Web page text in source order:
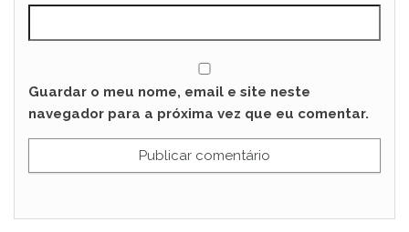
Guardar o meu nome, email e site neste
navegador para a próxima vez que eu comentar.